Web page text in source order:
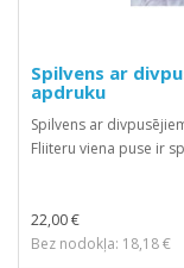
Spilvens ar
apdruku
Spilvens ar
Fliiteru viena puse ir
22,00 €
Bez nodokļa: 18,18 €